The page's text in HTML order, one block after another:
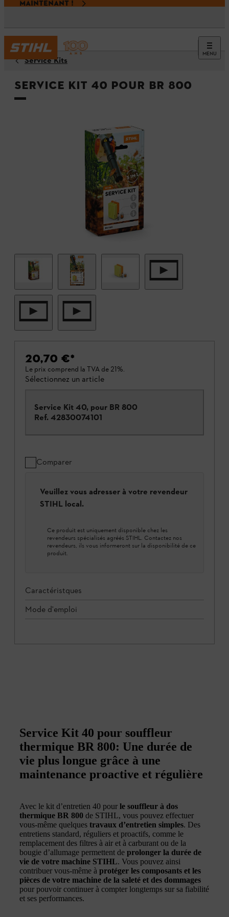
MAINTENANT !
MENU
Service Kits
Service Kit 40 pour BR 800
20,70 €*
Le prix comprend la TVA de 21%.
Sélectionnez un article
Service Kit 40, pour BR 800
Ref. 42830074101
Comparer
Veuillez vous adresser à votre revendeur
STIHL local.
Ce produit est uniquement disponible chez les
revendeurs spécialisés agréés STIHL. Contactez nos
revendeurs, ils vous informeront sur la disponibilité de ce
produit.
Caractéristques
Mode d'emploi
Service Kit 40 pour souffleur
thermique BR 800: Une durée de
vie plus longue grâce à une
maintenance proactive et régulière
Avec le kit d’entretien 40 pour le souffleur à dos
thermique BR 800 de STIHL, vous pouvez effectuer
vous-même quelques travaux d’entretien simples. Des
entretiens standard, réguliers et proactifs, comme le
remplacement des filtres à air et à carburant ou de la
bougie d’allumage permettent de prolonger la durée de
vie de votre machine STIHL. Vous pouvez ainsi
contribuer vous-même à protéger les composants et les
pièces de votre machine de la saleté et des dommages
pour pouvoir continuer à compter longtemps sur sa fiabilité
et ses performances.